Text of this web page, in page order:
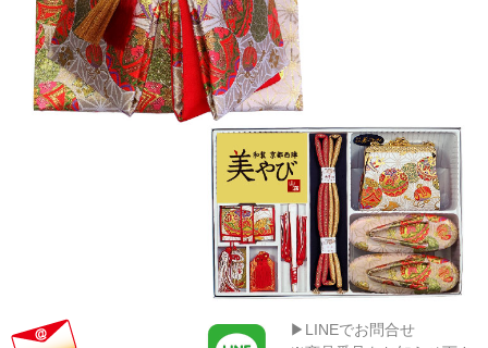
▶LINEでお問合せ